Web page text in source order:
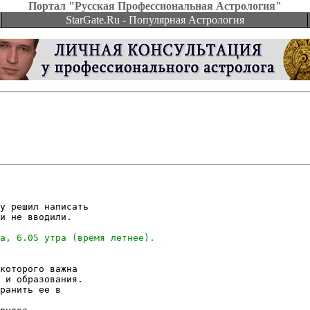
Портал "Русская Профессиональная Астрология"
StarGate.Ru - Популярная Астрология
решил написать
не вводили.
важна
образования.
ее в